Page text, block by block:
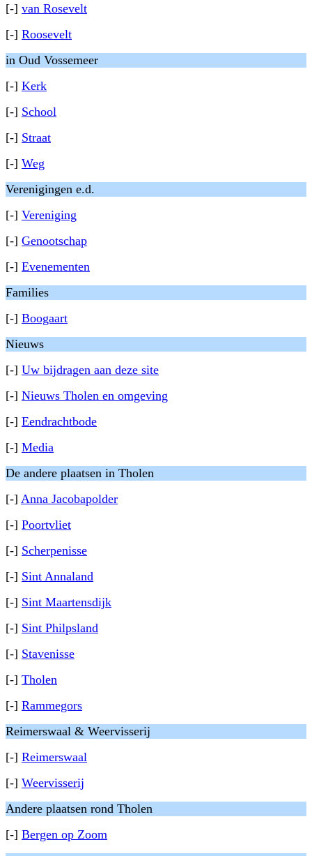
[-] van Rosevelt
[-] Roosevelt
in Oud Vossemeer
[-] Kerk
[-] School
[-] Straat
[-] Weg
Verenigingen e.d.
[-] Vereniging
[-] Genootschap
[-] Evenementen
Families
[-] Boogaart
Nieuws
[-] Uw bijdragen aan deze site
[-] Nieuws Tholen en omgeving
[-] Eendrachtbode
[-] Media
De andere plaatsen in Tholen
[-] Anna Jacobapolder
[-] Poortvliet
[-] Scherpenisse
[-] Sint Annaland
[-] Sint Maartensdijk
[-] Sint Philpsland
[-] Stavenisse
[-] Tholen
[-] Rammegors
Reimerswaal & Weervisserij
[-] Reimerswaal
[-] Weervisserij
Andere plaatsen rond Tholen
[-] Bergen op Zoom